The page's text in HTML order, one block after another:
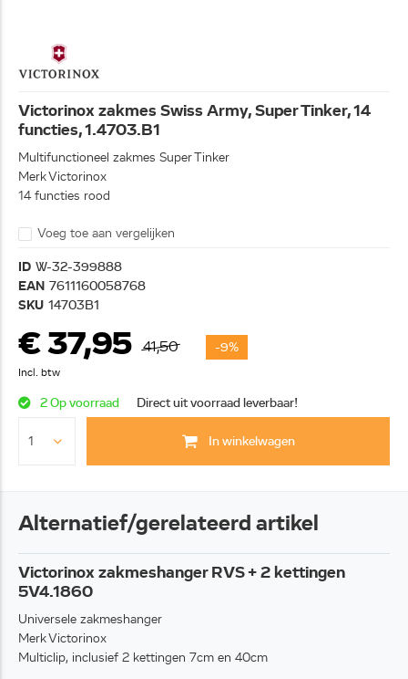
Victorinox zakmes Swiss Army, Super Tinker, 14
functies, 1.4703.B1
Multifunctioneel zakmes Super Tinker
Merk Victorinox
14 functies rood
Voeg toe aan vergelijken
ID W-32-399888
EAN 7611160058768
SKU 14703B1
€ 37,95 41,50 -9%
Incl. btw
2 Op voorraad Direct uit voorraad leverbaar!
In winkelwagen
Alternatief/gerelateerd artikel
Victorinox zakmeshanger RVS + 2 kettingen
5V4.1860
Universele zakmeshanger
Merk Victorinox
Multiclip, inclusief 2 kettingen 7cm en 40cm